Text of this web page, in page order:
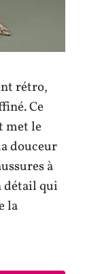
rétro,
Ce
met le
douceur
à
détail qui
la